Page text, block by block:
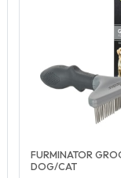
FURMINATOR
DOG/CAT